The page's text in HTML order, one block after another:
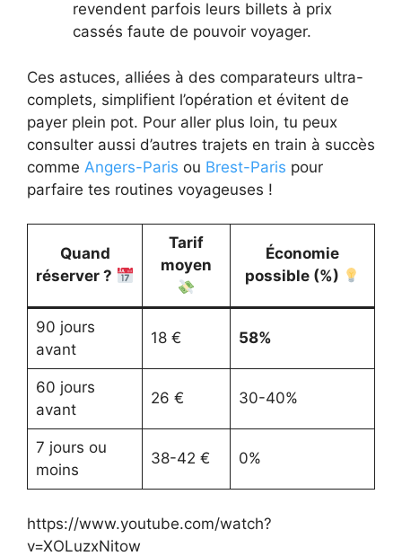
revendent parfois leurs billets à prix
cassés faute de pouvoir voyager.
Ces astuces, alliées à des comparateurs ultra-
complets, simplifient l’opération et évitent de
payer plein pot. Pour aller plus loin, tu peux
consulter aussi d’autres trajets en train à succès
comme Angers-Paris ou Brest-Paris pour
parfaire tes routines voyageuses !
Quand
réserver ?
Tarif
moyen
Économie
possible (%)
90 jours
avant
18 € 58%
60 jours
avant
26 € 30-40%
7 jours ou
moins
38-42 € 0%
https://www.youtube.com/watch?
v=XOLuzxNitow